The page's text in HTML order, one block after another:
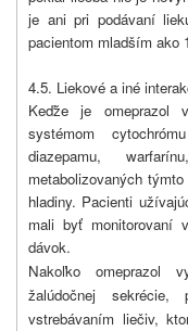
je ani pri podávaní
pacientom mladším ako
4.5. Liekové a iné
Keďže je omeprazol
systémom
diazepamu,
metabolizovaných
hladiny. Pacienti
mali byť monitorovaní
dávok.
Nakoľko omeprazol
žalúdočnej
vstrebávaním liečiv,